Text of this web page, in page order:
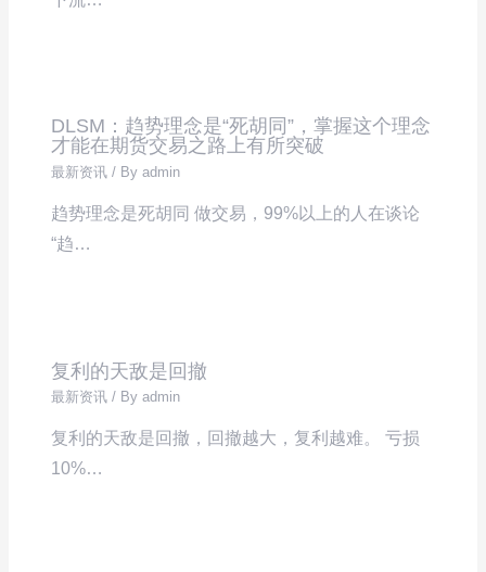
DLSM：趋势理念是“死胡同”，掌握这个理念
才能在期货交易之路上有所突破
最新资讯 / Byadmin
趋势理念是死胡同 做交易，99%以上的人在谈论
“趋…
复利的天敌是回撤
最新资讯 / Byadmin
复利的天敌是回撤，回撤越大，复利越难。 亏损
10%…